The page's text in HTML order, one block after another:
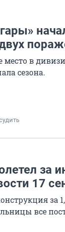
в
сезона.
за
17
за
все